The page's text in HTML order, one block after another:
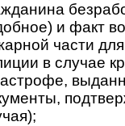
и факт
части
в случае